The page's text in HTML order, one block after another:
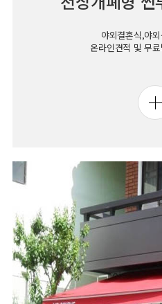
야외결혼식,야
온라인견적 및 무